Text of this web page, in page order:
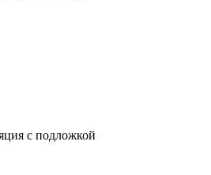
с подложкой